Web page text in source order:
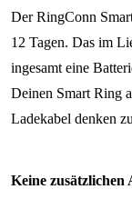
Der RingConn
12 Tagen. Das im
ingesamt eine
Deinen Smart Ring
Ladekabel denken
Keine zusätzlichen